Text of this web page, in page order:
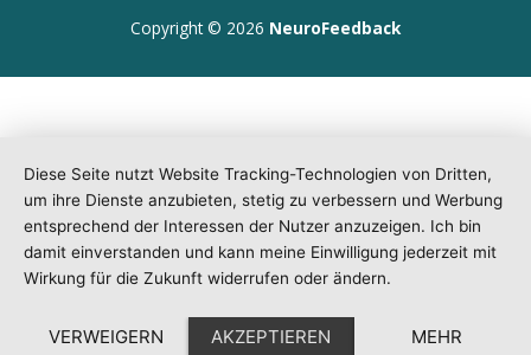
Copyright © 2026 NeuroFeedback
Diese Seite nutzt Website Tracking-Technologien von Dritten,
um ihre Dienste anzubieten, stetig zu verbessern und Werbung
entsprechend der Interessen der Nutzer anzuzeigen. Ich bin
damit einverstanden und kann meine Einwilligung jederzeit mit
Wirkung für die Zukunft widerrufen oder ändern.
VERWEIGERN AKZEPTIEREN MEHR